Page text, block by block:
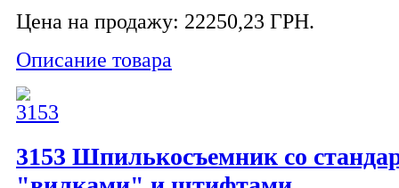
Цена на продажу: 22250,23 ГРН.
Описание товара
3153 Шпилькосъемник со